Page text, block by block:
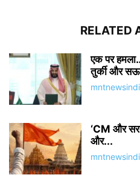
RELATED
एक पर
तुर्की और
‘CM और
और...